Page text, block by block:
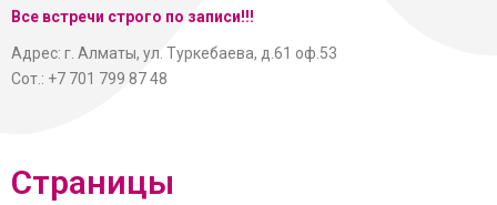
Все встречи строго по записи!!!
Адрес: г. Алматы, ул. Туркебаева, д.61 оф.53
Сот.: +7 701 799 87 48
Страницы